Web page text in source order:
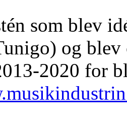
som blev
og
2020 for